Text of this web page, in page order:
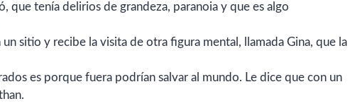
que tenía delirios de grandeza, paranoia y que es algo
sitio y recibe la visita de otra figura mental, llamada Gina, que la
es porque fuera podrían salvar al mundo. Le dice que con un